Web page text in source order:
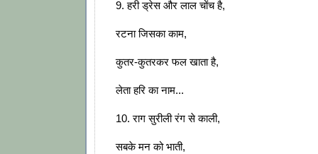
9. हरी ड्रेस और लाल चोंच है,
रटना जिसका काम,
कुतर-कुतरकर फल खाता है,
लेता हरि का नाम...
10. राग सुरीली रंग से काली,
सबके मन को भाती,